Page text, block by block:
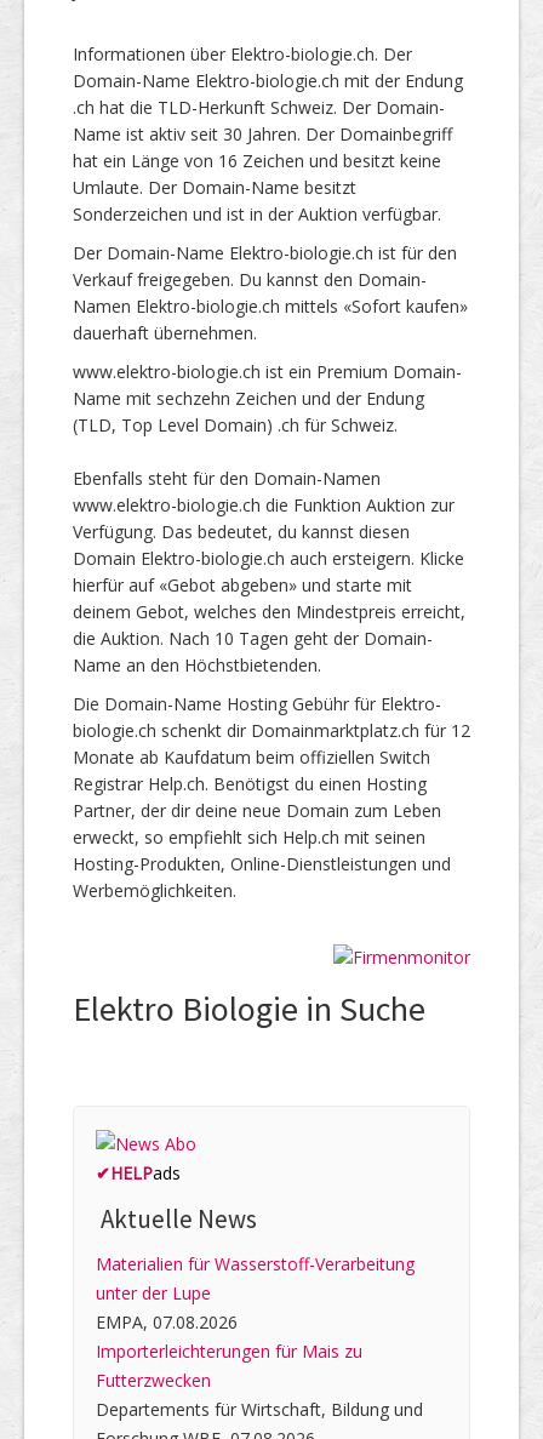
Informationen über Elektro-biologie.ch. Der
Domain-Name Elektro-biologie.ch mit der Endung
.ch hat die TLD-Herkunft Schweiz. Der Domain-
Name ist aktiv seit 30 Jahren. Der Domainbegriff
hat ein Länge von 16 Zeichen und besitzt keine
Umlaute. Der Domain-Name besitzt
Sonderzeichen und ist in der Auktion verfügbar.
Der Domain-Name Elektro-biologie.ch ist für den
Verkauf freigegeben. Du kannst den Domain-
Namen Elektro-biologie.ch mittels «Sofort kaufen»
dauerhaft übernehmen.
www.elektro-biologie.ch ist ein Premium Domain-
Name mit sechzehn Zeichen und der Endung
(TLD, Top Level Domain) .ch für Schweiz.
Ebenfalls steht für den Domain-Namen
www.elektro-biologie.ch die Funktion Auktion zur
Verfügung. Das bedeutet, du kannst diesen
Domain Elektro-biologie.ch auch ersteigern. Klicke
hierfür auf «Gebot abgeben» und starte mit
deinem Gebot, welches den Mindestpreis erreicht,
die Auktion. Nach 10 Tagen geht der Domain-
Name an den Höchstbietenden.
Die Domain-Name Hosting Gebühr für Elektro-
biologie.ch schenkt dir Domainmarktplatz.ch für 12
Monate ab Kaufdatum beim offiziellen Switch
Registrar Help.ch. Benötigst du einen Hosting
Partner, der dir deine neue Domain zum Leben
erweckt, so empfiehlt sich Help.ch mit seinen
Hosting-Produkten, Online-Dienstleistungen und
Werbemöglichkeiten.
Elektro Biologie in Suche
✔HELPads
Aktuelle News
Materialien für Wasserstoff-Verarbeitung
unter der Lupe
EMPA, 07.08.2026
Importerleichterungen für Mais zu
Futterzwecken
Departements für Wirtschaft, Bildung und